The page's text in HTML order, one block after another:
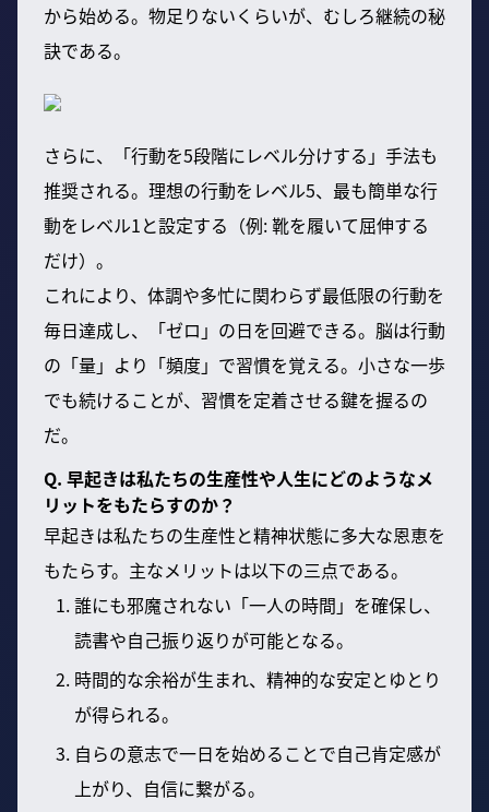
から始める。物足りないくらいが、むしろ継続の秘
訣である。
さらに、「行動を5段階にレベル分けする」手法も
推奨される。理想の行動をレベル5、最も簡単な行
動をレベル1と設定する（例: 靴を履いて屈伸する
だけ）。
これにより、体調や多忙に関わらず最低限の行動を
毎日達成し、「ゼロ」の日を回避できる。脳は行動
の「量」より「頻度」で習慣を覚える。小さな一歩
でも続けることが、習慣を定着させる鍵を握るの
だ。
Q. 早起きは私たちの生産性や人生にどのようなメ
リットをもたらすのか？
早起きは私たちの生産性と精神状態に多大な恩恵を
もたらす。主なメリットは以下の三点である。
誰にも邪魔されない「一人の時間」を確保し、
読書や自己振り返りが可能となる。
時間的な余裕が生まれ、精神的な安定とゆとり
が得られる。
自らの意志で一日を始めることで自己肯定感が
上がり、自信に繋がる。